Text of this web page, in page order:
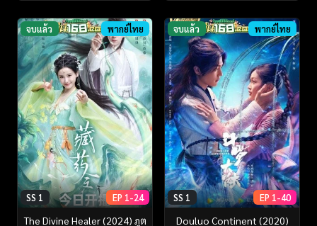
จบแล้ว พากย์ไทย
SS 1 EP 1-24
The Divine Healer (2024) ภูต
จบแล้ว พากย์ไทย
SS 1 EP 1-40
Douluo Continent (2020)